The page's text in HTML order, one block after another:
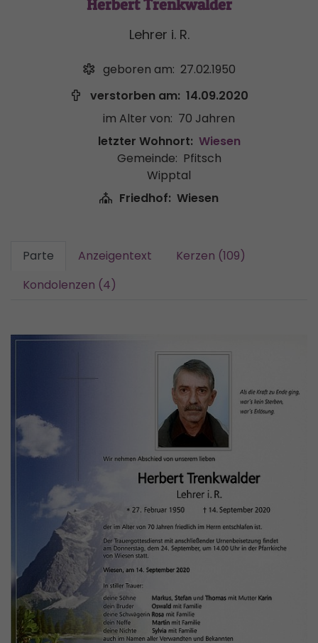
Herbert Trenkwalder
Lehrer i. R.
geboren am: 27.02.1950
verstorben am: 14.09.2020
im Alter von: 70 Jahren
letzter Wohnort: Wiesen
Gemeinde: Pfitsch
Wipptal
Friedhof: Wiesen
Parte Anzeigentext
Kerzen (109)
Kondolenzen (4)